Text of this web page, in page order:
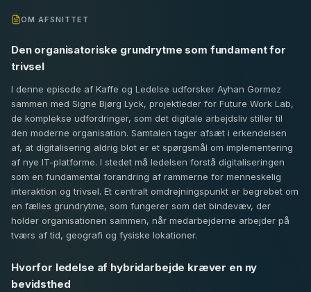
OM AFSNITTET
Den organisatoriske grundrytme som fundament for
trivsel
I denne episode af Kaffe og Ledelse udforsker Ayhan Gormez
sammen med Signe Bjørg Lyck, projektleder for Future Work Lab,
de komplekse udfordringer, som det digitale arbejdsliv stiller til
den moderne organisation. Samtalen tager afsæt i erkendelsen
af, at digitalisering aldrig blot er et spørgsmål om implementering
af nye IT-platforme. I stedet må ledelsen forstå digitaliseringen
som en fundamental forandring af rammerne for menneskelig
interaktion og trivsel. Et centralt omdrejningspunkt er begrebet om
en fælles grundrytme, som fungerer som det bindevæv, der
holder organisationen sammen, når medarbejderne arbejder på
tværs af tid, geografi og fysiske lokationer.
Hvorfor ledelse af hybridarbejde kræver en ny
bevidsthed